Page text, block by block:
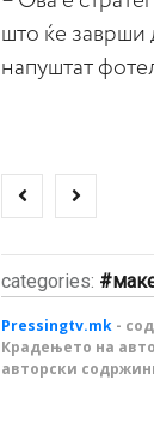
што ќе заврши
напуштат
categories:
Pressingtv.mk -
Крадењето на
авторски